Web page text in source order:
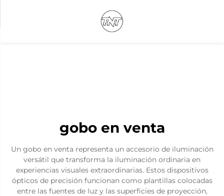
gobo en venta
Un gobo en venta representa un accesorio de iluminación
versátil que transforma la iluminación ordinaria en
experiencias visuales extraordinarias. Estos dispositivos
ópticos de precisión funcionan como plantillas colocadas
entre las fuentes de luz y las superficies de proyección,